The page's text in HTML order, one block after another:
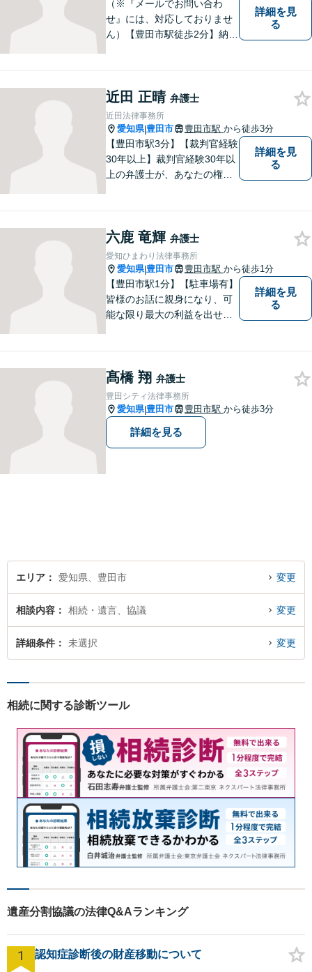
（※『メールでお問い合わ
せ』には、対応しておりませ
ん）【豊田市駅徒歩2分】納得
ます。【分割払い対応・法テ
ラス利用可能】費用面のご不
安はご相談ください。
詳細を見
る
近田 正晴 弁護士
近田法律事務所
愛知県|豊田市 豊田市駅 から徒歩3分
【豊田市駅3分】【裁判官経験
30年以上】裁判官経験30年以
上の弁護士が、あなたの権利
問題、税務訴訟、行政事件で
悩んでいる方はお気軽にご相
談ください。
詳細を見
る
六鹿 竜輝 弁護士
愛知ひまわり法律事務所
愛知県|豊田市 豊田市駅 から徒歩1分
【豊田市駅1分】【駐車場有】
皆様のお話に親身になり、可
能な限り最大の利益を出せる
お困りの方はなんでもご相談
ください。先を見据えた解決
策をご提案いたします。
詳細を見
る
髙橋 翔 弁護士
豊田シティ法律事務所
愛知県|豊田市 豊田市駅 から徒歩3分
詳細を見る
エリア 愛知県、豊田市 変更
相談内容 相続・遺言、協議 変更
詳細条件 未選択 変更
相続に関する診断ツール
遺産分割協議の法律Q&Aランキング
1 認知症診断後の財産移動について